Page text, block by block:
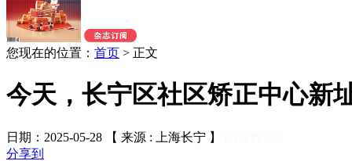
您现在的位置： 首页 > 正文
今天，长宁区社区矫正中心新
日期：2025-05-28 【 来源 : 上海长宁 】
分享到